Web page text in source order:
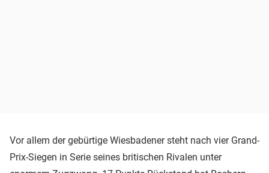
Vor allem der gebürtige Wiesbadener steht nach vier Grand-
Prix-Siegen in Serie seines britischen Rivalen unter